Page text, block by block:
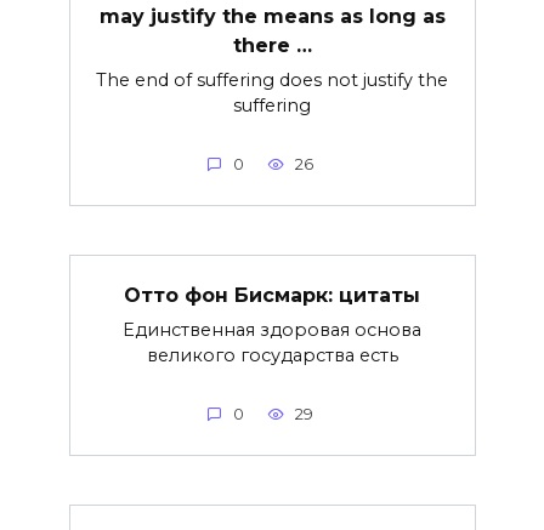
may justify the means as long as
there …
The end of suffering does not justify the
suffering
0 26
Отто фон Бисмарк: цитаты
Единственная здоровая основа
великого государства есть
0 29